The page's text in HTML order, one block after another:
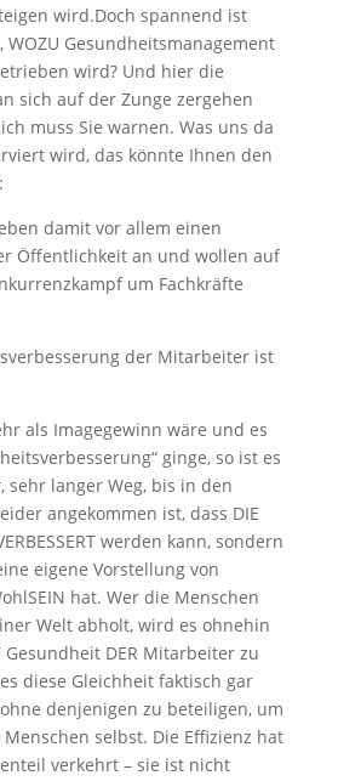
wird.Doch spannend ist
Gesundheitsmanagement
wird? Und hier die
sich auf der Zunge zergehen
muss Sie warnen. Was uns da
wird, das könnte Ihnen den
damit vor allem einen
Öffentlichkeit an und wollen auf
um Fachkräfte
der Mitarbeiter ist
als Imagegewinn wäre und es
ginge, so ist es
sehr langer Weg, bis in den
angekommen ist, dass DIE
werden kann, sondern
eigene Vorstellung von
hat. Wer die Menschen
Welt abholt, wird es ohnehin
Gesundheit DER Mitarbeiter zu
es diese Gleichheit faktisch gar
denjenigen zu beteiligen, um
selbst. Die Effizienz hat
verkehrt – sie ist nicht